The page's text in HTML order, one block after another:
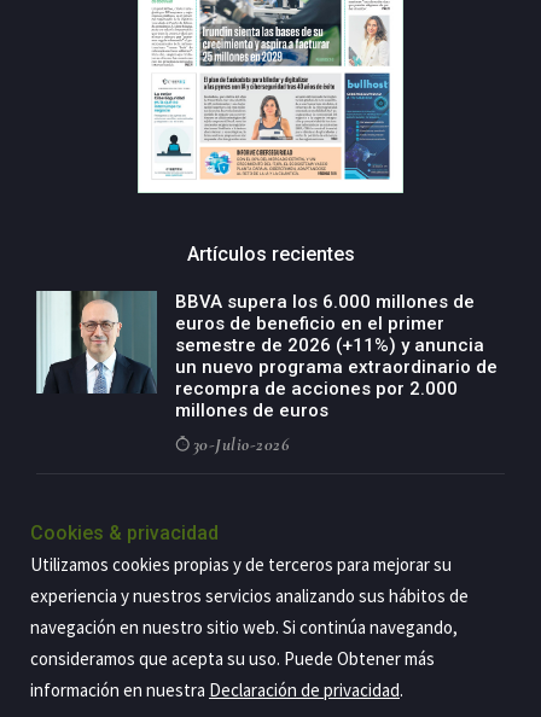
Artículos recientes
BBVA supera los 6.000 millones de
euros de beneficio en el primer
semestre de 2026 (+11%) y anuncia
un nuevo programa extraordinario de
recompra de acciones por 2.000
millones de euros
30-Julio-2026
negocio agro con un modelo global
de especialización presente en siete
países
29-Julio-2026
Cookies & privacidad
Utilizamos cookies propias y de terceros para mejorar su
experiencia y nuestros servicios analizando sus hábitos de
navegación en nuestro sitio web. Si continúa navegando,
consideramos que acepta su uso. Puede Obtener más
información en nuestra Declaración de privacidad.